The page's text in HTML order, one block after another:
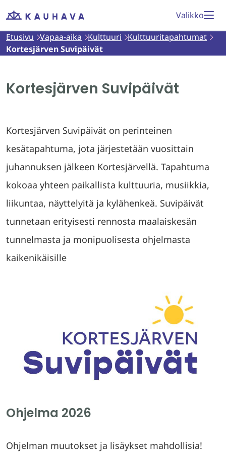
Siirry
Etusivu
Valikko
Etusivu Vapaa-aika Kulttuuri Kulttuuritapahtumat
Kortesjärven Suvipäivät
Kortesjärven Suvipäivät
Kortesjärven Suvipäivät on perinteinen
kesätapahtuma, jota järjestetään vuosittain
juhannuksen jälkeen Kortesjärvellä. Tapahtuma
kokoaa yhteen paikallista kulttuuria, musiikkia,
liikuntaa, näyttelyitä ja kylähenkeä. Suvipäivät
tunnetaan erityisesti rennosta maalaiskesän
tunnelmasta ja monipuolisesta ohjelmasta
kaikenikäisille
Ohjelma 2026
Ohjelman muutokset ja lisäykset mahdollisia!